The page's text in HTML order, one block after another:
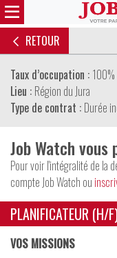
RETOUR
Taux d’occupation : 100%
Lieu : Région du Jura
Type de contrat : Durée
Job Watch
Pour voir l'intégralité de la
compte Job Watch ou
PLANIFICATEUR (H/
VOS MISSIONS